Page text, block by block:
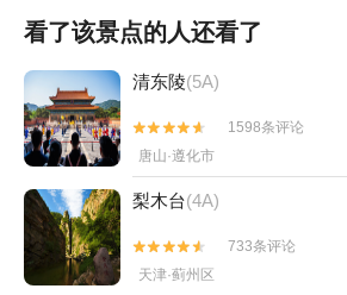
看了该景点的人还看了
清东陵(5A)


1598条评论
唐山·遵化市
梨木台(4A)


733条评论
天津·蓟州区